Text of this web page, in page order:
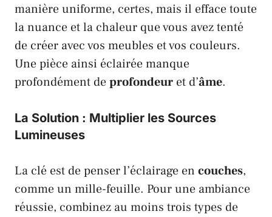
manière uniforme, certes, mais il efface toute
la nuance et la chaleur que vous avez tenté
de créer avec vos meubles et vos couleurs.
Une pièce ainsi éclairée manque
profondément deprofondeur et d’âme.
La Solution : Multiplier les Sources
Lumineuses
La clé est de penser l’éclairage en couches,
comme un mille-feuille. Pour une ambiance
réussie, combinez au moins trois types de